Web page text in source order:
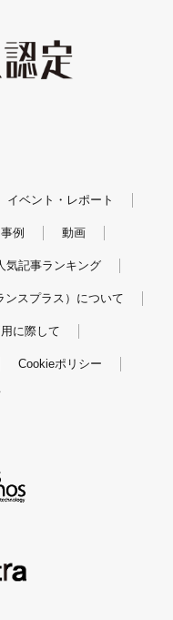
イベント・レポート
事例 動画
気記事ランキング
ンスプラス）について
に際して
Cookieポリシー